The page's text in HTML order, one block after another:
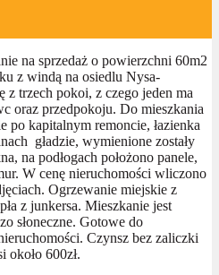
na sprzedaż o powierzchni 60m2
z windą na osiedlu Nysa-
z trzech pokoi, z czego jeden ma
oraz przedpokoju. Do mieszkania
po kapitalnym remoncie, łazienka
gładzie, wymienione zostały
na podłogach położono panele,
W cenę nieruchomości wliczono
Ogrzewanie miejskie z
z junkersa. Mieszkanie jest
słoneczne. Gotowe do
Czynsz bez zaliczki
600zł.